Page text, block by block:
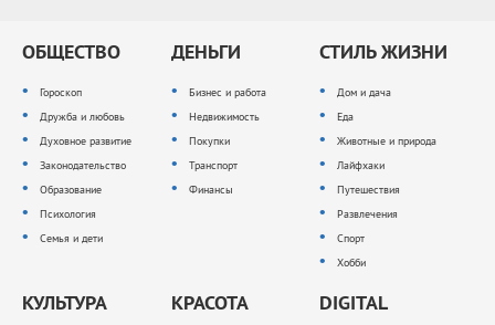
ОБЩЕСТВО
Гороскоп
Дружба и любовь
Духовное развитие
Законодательство
Образование
Психология
Семья и дети
ДЕНЬГИ
Бизнес и работа
Недвижимость
Покупки
Транспорт
Финансы
СТИЛЬ ЖИЗНИ
Дом и дача
Еда
Животные и природа
Лайфхаки
Путешествия
Развлечения
Спорт
Хобби
КУЛЬТУРА КРАСОТА DIGITAL